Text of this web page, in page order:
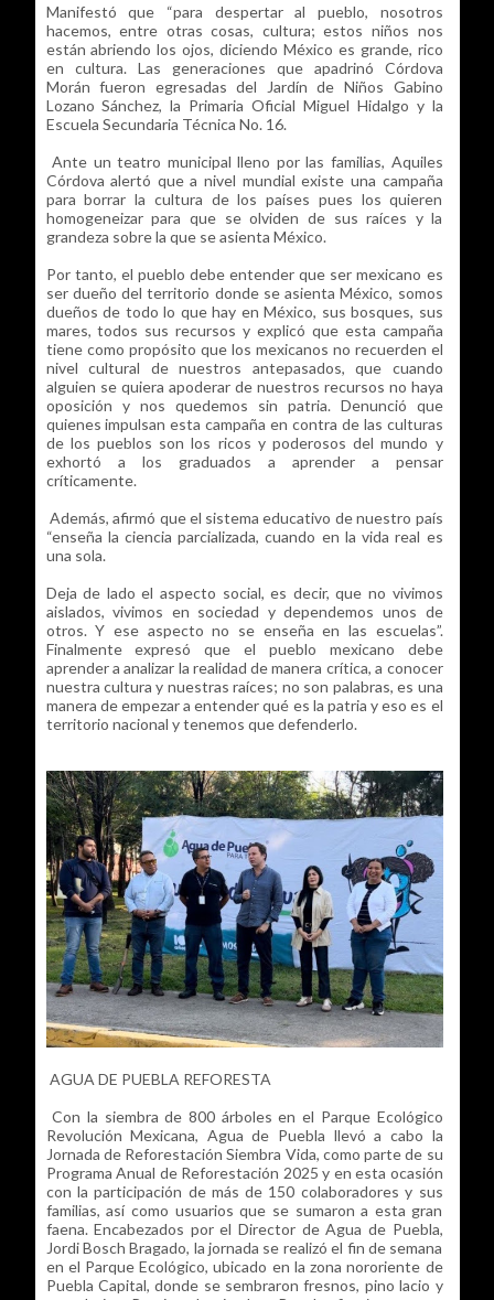
Manifestó que “para despertar al pueblo, nosotros
hacemos, entre otras cosas, cultura; estos niños nos
están abriendo los ojos, diciendo México es grande, rico
en cultura. Las generaciones que apadrinó Córdova
Morán fueron egresadas del Jardín de Niños Gabino
Lozano Sánchez, la Primaria Oficial Miguel Hidalgo y la
Escuela Secundaria Técnica No. 16.
Ante un teatro municipal lleno por las familias, Aquiles
Córdova alertó que a nivel mundial existe una campaña
para borrar la cultura de los países pues los quieren
homogeneizar para que se olviden de sus raíces y la
grandeza sobre la que se asienta México.
Por tanto, el pueblo debe entender que ser mexicano es
ser dueño del territorio donde se asienta México, somos
dueños de todo lo que hay en México, sus bosques, sus
mares, todos sus recursos y explicó que esta campaña
tiene como propósito que los mexicanos no recuerden el
nivel cultural de nuestros antepasados, que cuando
alguien se quiera apoderar de nuestros recursos no haya
oposición y nos quedemos sin patria. Denunció que
quienes impulsan esta campaña en contra de las culturas
de los pueblos son los ricos y poderosos del mundo y
exhortó a los graduados a aprender a pensar
críticamente.
Además, afirmó que el sistema educativo de nuestro país
“enseña la ciencia parcializada, cuando en la vida real es
una sola.
Deja de lado el aspecto social, es decir, que no vivimos
aislados, vivimos en sociedad y dependemos unos de
otros. Y ese aspecto no se enseña en las escuelas”.
Finalmente expresó que el pueblo mexicano debe
aprender a analizar la realidad de manera crítica, a conocer
nuestra cultura y nuestras raíces; no son palabras, es una
manera de empezar a entender qué es la patria y eso es el
territorio nacional y tenemos que defenderlo.
AGUA DE PUEBLA REFORESTA
Con la siembra de 800 árboles en el Parque Ecológico
Revolución Mexicana, Agua de Puebla llevó a cabo la
Jornada de Reforestación Siembra Vida, como parte de su
Programa Anual de Reforestación 2025 y en esta ocasión
con la participación de más de 150 colaboradores y sus
familias, así como usuarios que se sumaron a esta gran
faena. Encabezados por el Director de Agua de Puebla,
Jordi Bosch Bragado, la jornada se realizó el fin de semana
en el Parque Ecológico, ubicado en la zona nororiente de
Puebla Capital, donde se sembraron fresnos, pino lacio y